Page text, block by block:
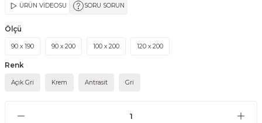
ÜRÜN VİDEOSU SORU SORUN
Ölçü
90 x 190 90 x 200 100 x 200 120 x 200
Renk
Açık Gri Krem Antrasit Gri